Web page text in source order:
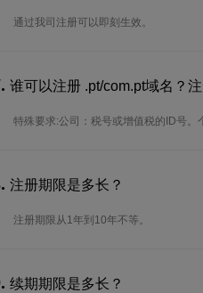
通过我司注册可以即刻生效。
谁可以注册 .pt/com.pt域名？
特殊要求:公司：税号或增值税的ID号。
注册期限是多长？
注册期限从1年到10年不等。
续期期限是多长？